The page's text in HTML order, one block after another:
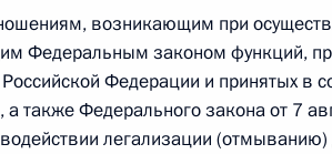
закон от 26.07.2026 г. №
изменения в статью 10 Федерального
года
возникающим при
Федеральным законом функций,
Федерации и принятых в
а также Федерального закона от 7
легализации